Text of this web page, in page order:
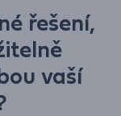
řešení,
vaší